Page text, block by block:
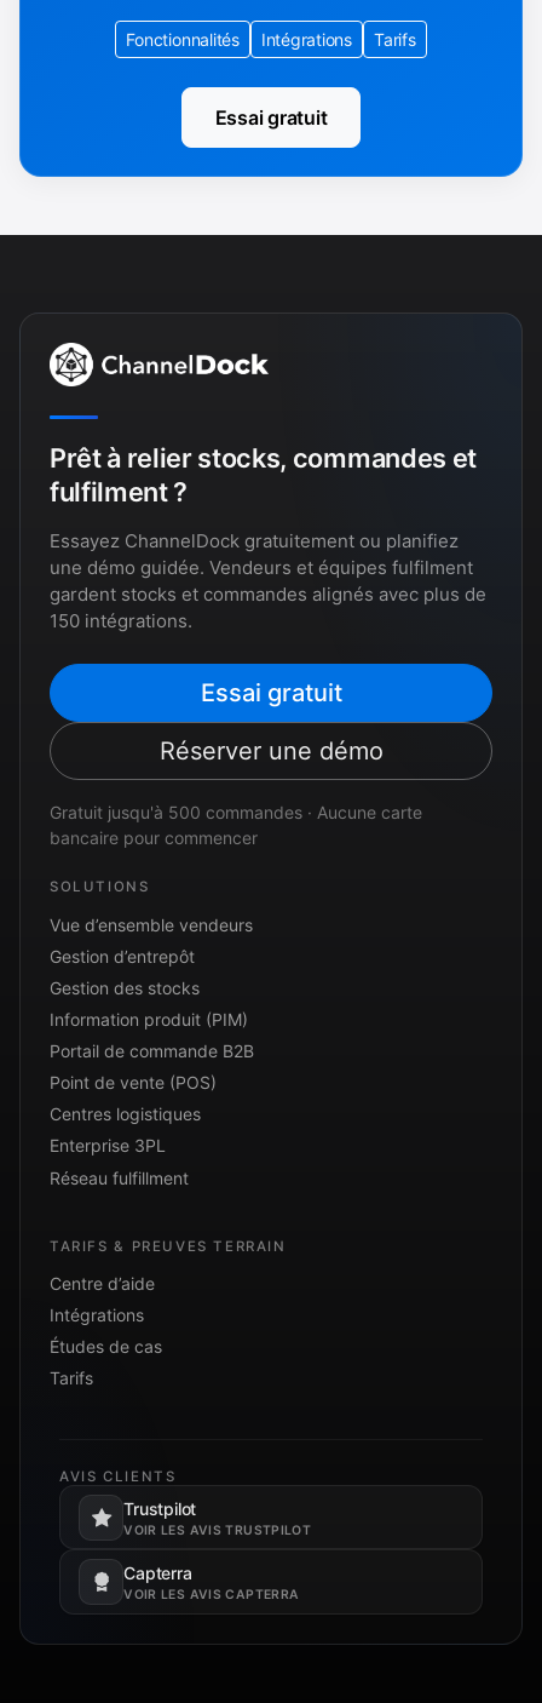
Fonctionnalités Intégrations Tarifs
Essai gratuit
Prêt à relier stocks, commandes et
fulfilment ?
Essayez ChannelDock gratuitement ou planifiez
une démo guidée. Vendeurs et équipes fulfilment
gardent stocks et commandes alignés avec plus de
150 intégrations.
Essai gratuit
Réserver une démo
Gratuit jusqu'à 500 commandes · Aucune carte
bancaire pour commencer
SOLUTIONS
Vue d’ensemble vendeurs
Gestion d’entrepôt
Gestion des stocks
Information produit (PIM)
Portail de commande B2B
Point de vente (POS)
Centres logistiques
Enterprise 3PL
Réseau fulfillment
TARIFS & PREUVES TERRAIN
Centre d’aide
Intégrations
Études de cas
Tarifs
AVIS CLIENTS
Trustpilot
VOIR LES AVIS TRUSTPILOT
S’ouvre dans un nouvel onglet.
Capterra
VOIR LES AVIS CAPTERRA
S’ouvre dans un nouvel onglet.